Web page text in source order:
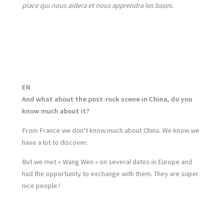
place qui nous aidera et nous apprendra les bases.
EN
And what about the post-rock scene in China, do you
know much about it?
From France we don’t know much about China. We know we
have a lot to discover.
But we met « Wang Wen » on several dates in Europe and
had the opportunity to exchange with them. They are super
nice people !